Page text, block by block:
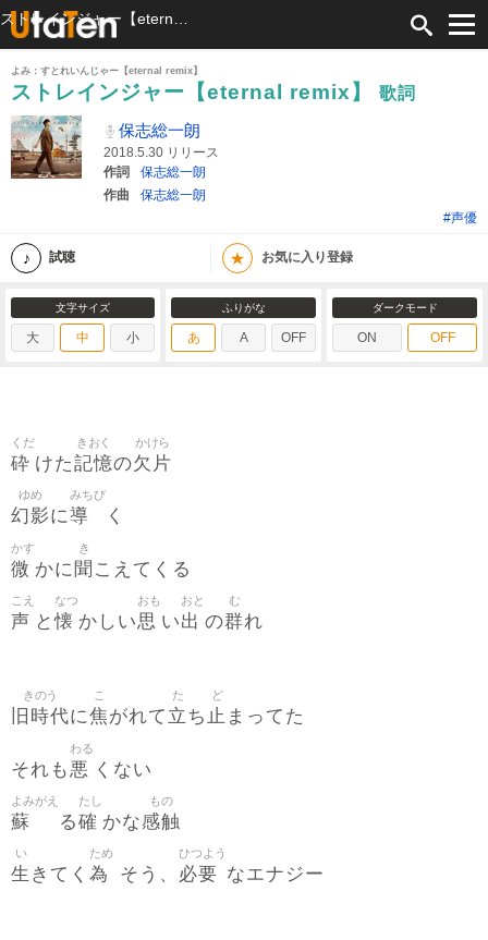
よみ：すとれいんじゃー【eternal remix】
ストレインジャー【eternal remix】
歌詞
保志総一朗
2018.5.30 リリース
作詞
保志総一朗
作曲
保志総一朗
#声優
試聴 ★ お気に入り登録
文字サイズ
大 中 小
ふりがな
あ A OFF
ダークモード
ON OFF
砕
くだ
けた記憶
きおく
の欠片
かけら
幻影
ゆめ
に導
みちび
く
微
かす
かに 聞
き
こえてくる
声
こえ
と懐
なつ
かしい思
おも
い出
おと
の群
む
れ
旧時代
きのう
に焦
こ
がれて 立
た
ち止
ど
まってた
それも 悪
わる
くない
蘇
よみがえ
る確
たし
かな感触
もの
生
い
きてく 為
ため
そう、 必要
ひつよう
なエナジー